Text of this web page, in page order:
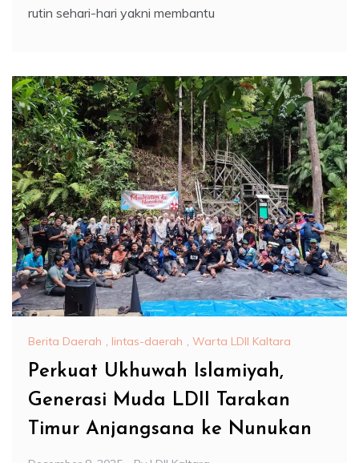
rutin sehari-hari yakni membantu
Berita Daerah , lintas-daerah , Warta LDII Kaltara
Perkuat Ukhuwah Islamiyah,
Generasi Muda LDII Tarakan
Timur Anjangsana ke Nunukan